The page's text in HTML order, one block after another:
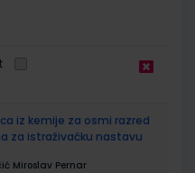
iz kemije za osmi razred
za istraživačku nastavu
Miroslav Pernar